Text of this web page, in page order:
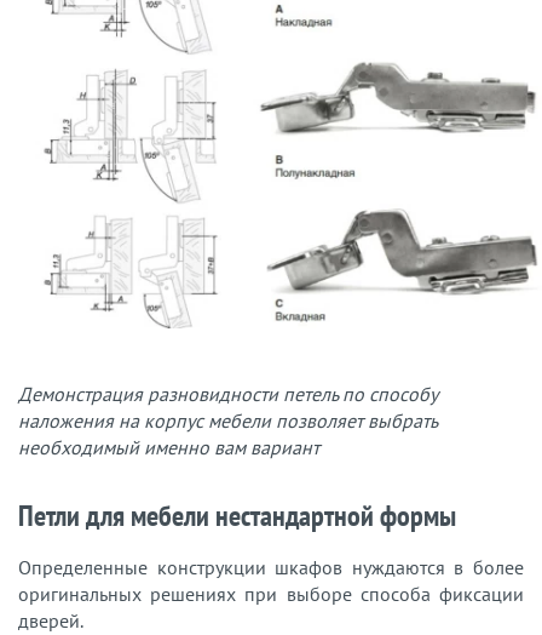
Демонстрация разновидности петель по способу
наложения на корпус мебели позволяет выбрать
необходимый именно вам вариант
Петли для мебели нестандартной формы
Определенные конструкции шкафов нуждаются в более
оригинальных решениях при выборе способа фиксации
дверей.